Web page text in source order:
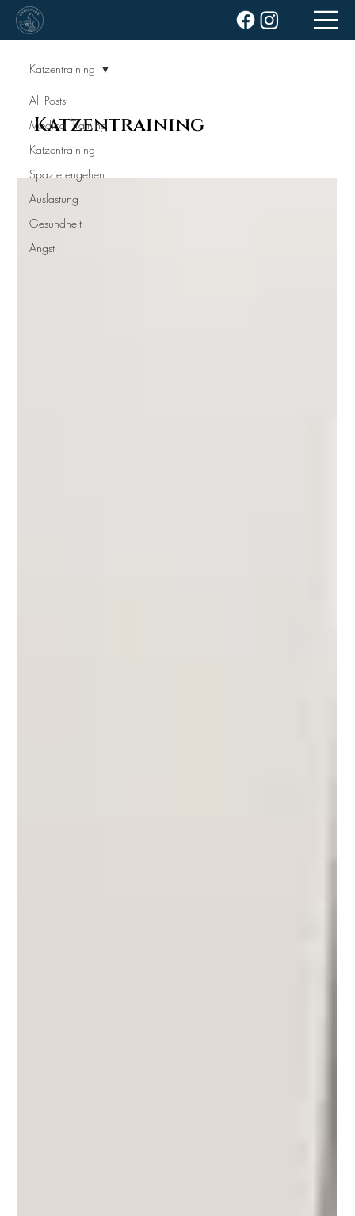
All Posts
Medical Training
Katzentraining
Spazierengehen
Auslastung
Gesundheit
Angst
Katzentraining
Katzentraining